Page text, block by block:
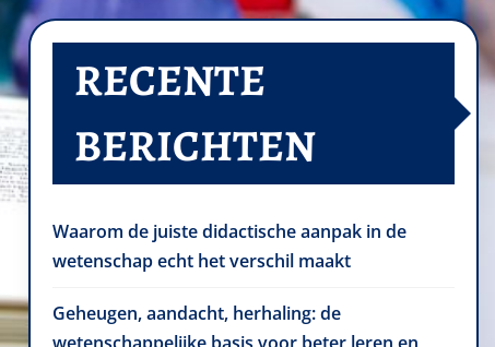
RECENTE
BERICHTEN
Waarom de juiste didactische aanpak in de
wetenschap echt het verschil maakt
Geheugen, aandacht, herhaling: de